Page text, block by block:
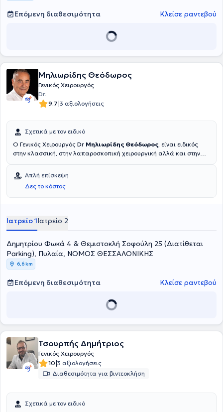
Επόμενη διαθεσιμότητα Κλείσε ραντεβού
Μηλιωρίδης Θεόδωρος
Γενικός Χειρουργός
Dr.
9.7|3 αξιολογήσεις
Σχετικά με τον ειδικό
O Γενικός Χειρουργός Dr Μηλιωρίδης Θεόδωρος, είναι ειδικός
στην κλασσική, στην λαπαροσκοπική χειρουργική αλλά και στην
παράλληλα δέχεται ασθενείς και στη κλινική "Άγιος Λουκάς", στο
Πανόραμα Θεσσαλονίκης.Είναι Διδάκτορας του Πανεπιστημίου του
Μιλάνου και συμμετείχε στα σεμινάρια προχωρημένης
λαπαροσκοπικής χειρουργικής στο Strasbourg της Γαλλίας, επί δύο
κέντρο εκπαίδευσης στήν λαπαροσκοπική χειρουργική.) Ο Dr
Μηλιωρίδης Θεόδωρος ασκεί τη χειρουργική επιστήμη, με στόχο,
αντιμετώπιση κάθε χειρουργικού περιστατικού. Στόχος είναι πάντα,
η ποιότητα της ζωής των ασθενών και η διατήρηση αυτής της
ποιότητας.Ο Dr Μηλιωρίδης συνεργάζεται με ιδιωτικές κλινικές στη
Θεσσαλονίκη.
Απλή επίσκεψη
Δες το κόστος
Ιατρείο 1Ιατρείο 2
Δημητρίου Φωκά 4 & Θεμιστοκλή Σοφούλη 25 (Διατίθεται
Parking), Πυλαία, ΝΟΜΟΣ ΘΕΣΣΑΛΟΝΙΚΗΣ
6,6 km
Επόμενη διαθεσιμότητα Κλείσε ραντεβού
Τσουρπής Δημήτριος
Γενικός Χειρουργός
10|3 αξιολογήσεις
Διαθεσιμότητα για βιντεοκλήση
Σχετικά με τον ειδικό